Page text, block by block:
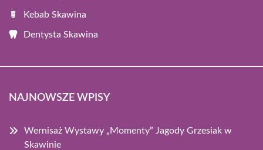
Kebab Skawina
Dentysta Skawina
NAJNOWSZE WPISY
Wernisaż Wystawy „Momenty” Jagody Grzesiak w
Skawinie